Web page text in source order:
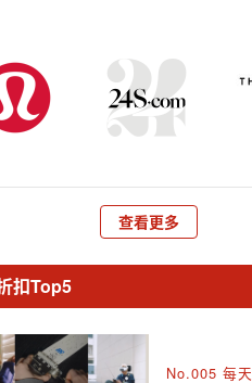
查看更多
扣Top5
No.005 每